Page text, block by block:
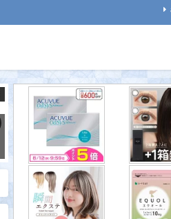
医療・健康
【代替医療】一流のスポー
ツ選手が、非科学的な代替
医療にハマりやすいのはな
ぜか？
2021-08-31
【円
算